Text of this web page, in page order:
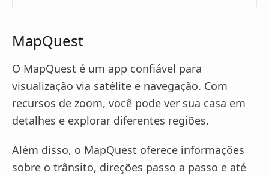
MapQuest
O MapQuest é um app confiável para
visualização via satélite e navegação. Com
recursos de zoom, você pode ver sua casa em
detalhes e explorar diferentes regiões.
Além disso, o MapQuest oferece informações
sobre o trânsito, direções passo a passo e até